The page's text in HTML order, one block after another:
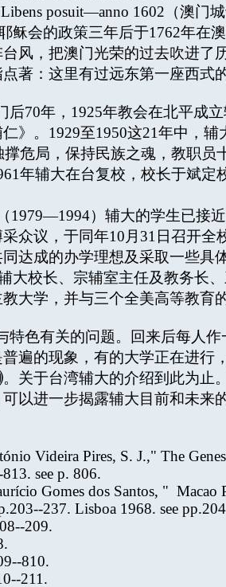
Libens posuit—anno 1602（澳
稣会的政策三年后于1762年在
风，把澳门光荣的过去吹进了
著：这里有过远东第一座西式
后70年，1925年教会在北平成
》。1929至1950这21年中，
危局，保持民族之魂，教职员
年辅大在台复校，校长于斌
）辅大的学生已接
众议，于同年10月31日召开
达成的办学理想及采取一些具
大校长、宗辅室主任及教务长
大学，并与三个全美高等教育
特色有关的问题。回来后每人
遍的现象，有的大学正在进
关于台湾辅大的介绍到此为止
以进一步揭露辅大目前和未来
Videira Pires, S. J.," The
see p. 806.
Gomes dos Santos, " Macao
237. Lisboa 1968. see
209.
810.
211.